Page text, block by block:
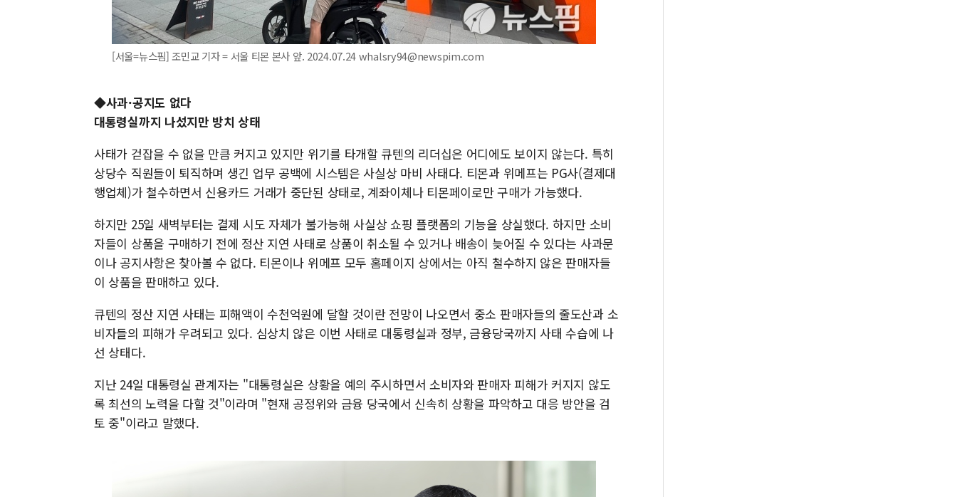
[서울=뉴스핌] 조민교 기자 = 서울 티몬 본사 앞. 2024.07.24 whalsry94@newspim.com
◆사과·공지도 없다
대통령실까지 나섰지만 방치 상태
사태가 걷잡을 수 없을 만큼 커지고 있지만 위기를 타개할 큐텐의 리더십은 어디에도 보이지 않는다. 특히
상당수 직원들이 퇴직하며 생긴 업무 공백에 시스템은 사실상 마비 사태다. 티몬과 위메프는 PG사(결제대
행업체)가 철수하면서 신용카드 거래가 중단된 상태로, 계좌이체나 티몬페이로만 구매가 가능했다.
하지만 25일 새벽부터는 결제 시도 자체가 불가능해 사실상 쇼핑 플랫폼의 기능을 상실했다. 하지만 소비
자들이 상품을 구매하기 전에 정산 지연 사태로 상품이 취소될 수 있거나 배송이 늦어질 수 있다는 사과문
이나 공지사항은 찾아볼 수 없다. 티몬이나 위메프 모두 홈페이지 상에서는 아직 철수하지 않은 판매자들
이 상품을 판매하고 있다.
큐텐의 정산 지연 사태는 피해액이 수천억원에 달할 것이란 전망이 나오면서 중소 판매자들의 줄도산과 소
비자들의 피해가 우려되고 있다. 심상치 않은 이번 사태로 대통령실과 정부, 금융당국까지 사태 수습에 나
선 상태다.
지난 24일 대통령실 관계자는 "대통령실은 상황을 예의 주시하면서 소비자와 판매자 피해가 커지지 않도
록 최선의 노력을 다할 것"이라며 "현재 공정위와 금융 당국에서 신속히 상황을 파악하고 대응 방안을 검
토 중"이라고 말했다.